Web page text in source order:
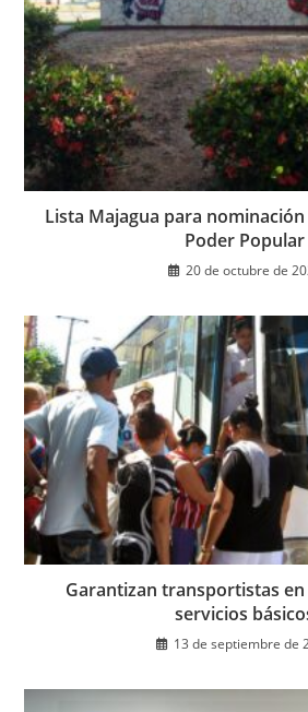
Lista Majagua para
Poder Popular
20 de octubre de
Garantizan transportistas en
servicios
13 de septiembre de